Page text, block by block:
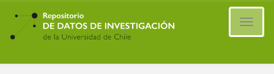
Ir
contenido
principal